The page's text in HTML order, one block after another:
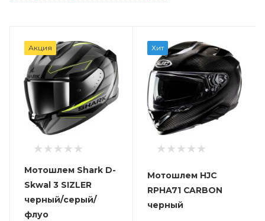
Акция
Мотошлем Shark D-
Skwal 3 SIZLER
черный/серый/
флуо
Хит
Мотошлем HJC
RPHA71 CARBON
черный